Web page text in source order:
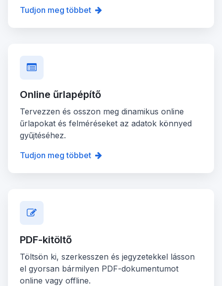
Tudjon meg többet
Online űrlapépítő
Tervezzen és osszon meg dinamikus online
űrlapokat és felméréseket az adatok könnyed
gyűjtéséhez.
Tudjon meg többet
PDF-kitöltő
Töltsön ki, szerkesszen és jegyzetekkel lásson
el gyorsan bármilyen PDF-dokumentumot
online vagy offline.